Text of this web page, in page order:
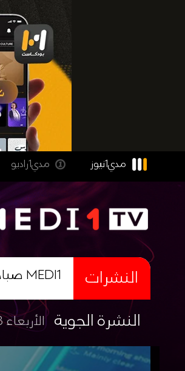
مدي1راديو مدي1نيوز
صباح الأخبار MEDI1 النشرات
الأربعاء 18 يونيو 2025 النشرة الجوية